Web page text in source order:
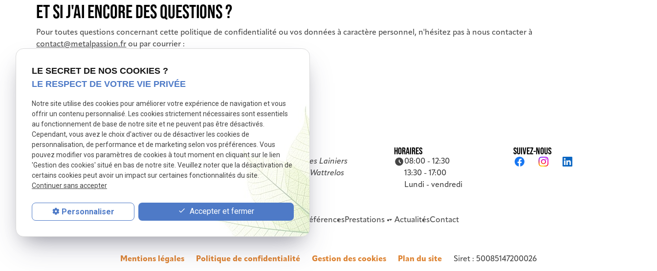
ET SI J'AI ENCORE DES QUESTIONS ?
Pour toutes questions concernant cette politique de confidentialité ou vos données à caractère personnel, n'hésitez pas à nous contacter à
contact@metalpassion.fr ou par courrier :
8 rue des Lainiers
59150 Wattrelos
Prendre contact
TÉLÉPHONE
03 20 82 00 65
ADRESSE
8 rue des Lainiers
59150 Wattrelos
HORAIRES
08:00 - 12:30
13:30 - 17:00
Lundi - vendredi
SUIVEZ-NOUS
AccueilPrésentationNos référencesPrestations ActualitésContact
Mentions légales Politique de confidentialité Gestion des cookies Plan du site Siret : 50085147200026
LE SECRET DE NOS COOKIES ?
LE RESPECT DE VOTRE VIE PRIVÉE
Notre site utilise des cookies pour améliorer votre expérience de navigation et vous
offrir un contenu personnalisé. Les cookies strictement nécessaires sont essentiels
au fonctionnement de base de notre site et ne peuvent pas être désactivés.
Cependant, vous avez le choix d'activer ou de désactiver les cookies de
personnalisation, de performance et de marketing selon vos préférences. Vous
pouvez modifier vos paramètres de cookies à tout moment en cliquant sur le lien
'Gestion des cookies' situé en bas de notre site. Veuillez noter que la désactivation de
certains cookies peut avoir un impact sur certaines fonctionnalités du site.
Continuer sans accepter
Personnaliser Accepter et fermer